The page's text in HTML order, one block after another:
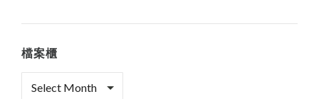
檔案櫃